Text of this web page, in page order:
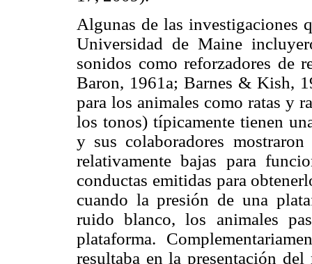
Algunas de las investigaciones
Universidad de Maine
sonidos como reforzadores de
Baron, 1961a; Barnes & Kish,
para los animales como ratas y
los tonos) típicamente tienen
y sus colaboradores
relativamente bajas para
conductas emitidas para
cuando la presión de una
ruido blanco, los animales
plataforma.
resultaba en la presentación